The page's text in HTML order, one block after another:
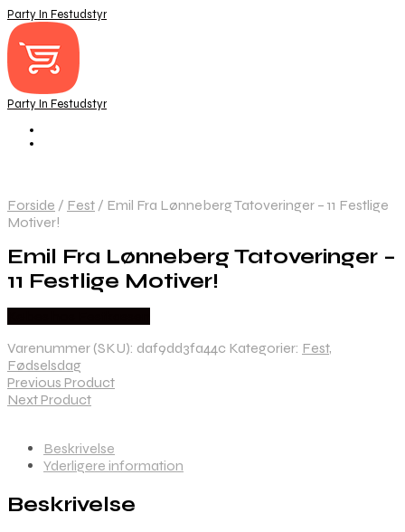
Party In Festudstyr
Party In Festudstyr
Forside / Fest / Emil Fra Lønneberg Tatoveringer – 11 Festlige
Motiver!
Emil Fra Lønneberg Tatoveringer –
11 Festlige Motiver!
Varenummer (SKU): daf9dd3fa44c Kategorier: Fest,
Fødselsdag
Previous Product
Next Product
Beskrivelse
Yderligere information
Beskrivelse